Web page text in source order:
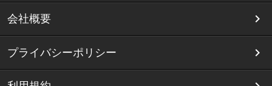
会社概要
プライバシーポリシー